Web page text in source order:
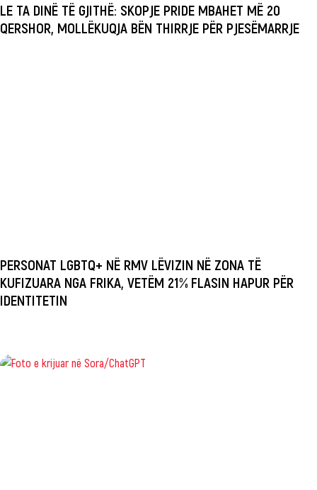
LE TA DINË TË GJITHË: SKOPJE PRIDE MBAHET MË 20
QERSHOR, MOLLËKUQJA BËN THIRRJE PËR PJESËMARRJE
PERSONAT LGBTQ+ NË RMV LËVIZIN NË ZONA TË
KUFIZUARA NGA FRIKA, VETËM 21% FLASIN HAPUR PËR
IDENTITETIN